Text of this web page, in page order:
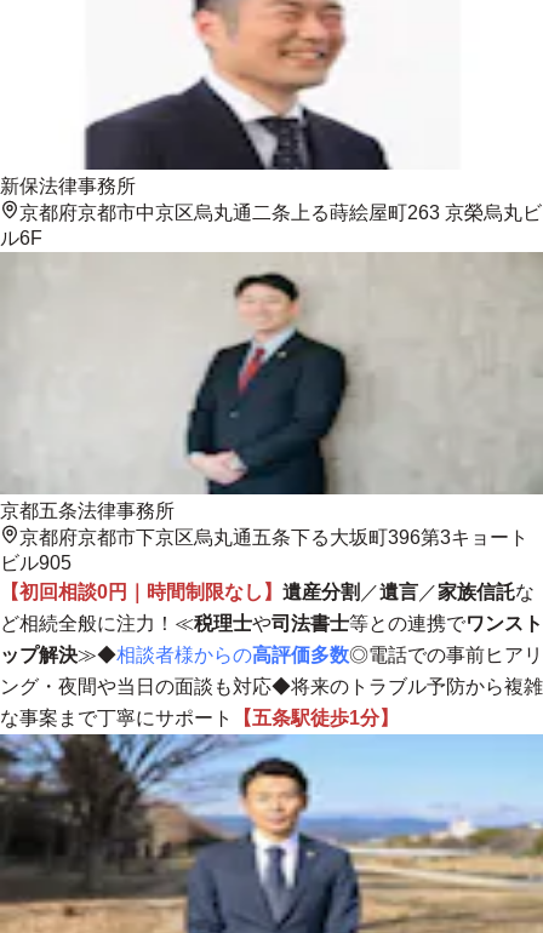
新保法律事務所
京都府京都市中京区烏丸通二条上る蒔絵屋町263 京榮烏丸ビ
ル6F
京都五条法律事務所
京都府京都市下京区烏丸通五条下る大坂町396第3キョート
ビル905
【初回相談0円｜時間制限なし】 遺産分割 ／遺言 ／家族信託な
ど相続全般に注力！≪税理士や司法書士等との連携でワンスト
ップ解決≫◆相談者様からの高評価多数◎電話での事前ヒアリ
ング・夜間や当日の面談も対応◆将来のトラブル予防から複雑
な事案まで丁寧にサポート
【五条駅徒歩1分】